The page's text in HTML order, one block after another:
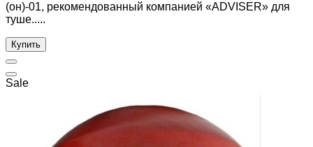
(он)-01, рекомендованный компанией «ADVISER» для
туше.....
Купить
Sale